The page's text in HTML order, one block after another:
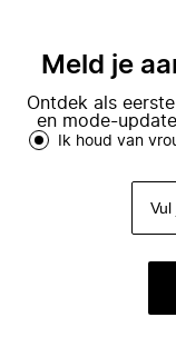
Meld je
Ontdek als
en mode-
Ik houd van